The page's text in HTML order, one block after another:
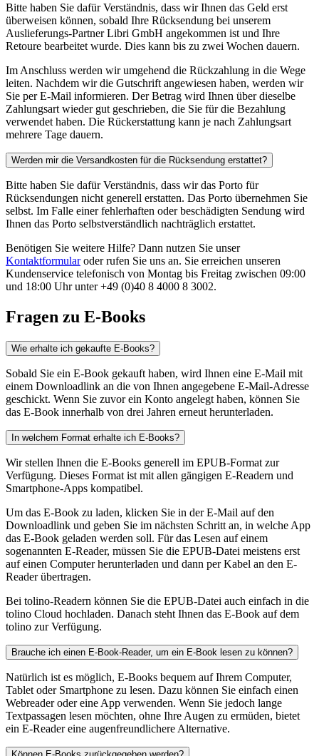
Bitte haben Sie dafür Verständnis, dass wir Ihnen das Geld erst
überweisen können, sobald Ihre Rücksendung bei unserem
Auslieferungs-Partner Libri GmbH angekommen ist und Ihre
Retoure bearbeitet wurde. Dies kann bis zu zwei Wochen dauern.
Im Anschluss werden wir umgehend die Rückzahlung in die Wege
leiten. Nachdem wir die Gutschrift angewiesen haben, werden wir
Sie per E-Mail informieren. Der Betrag wird Ihnen über dieselbe
Zahlungsart wieder gut geschrieben, die Sie für die Bezahlung
verwendet haben. Die Rückerstattung kann je nach Zahlungsart
mehrere Tage dauern.
Werden mir die Versandkosten für die Rücksendung erstattet?
Bitte haben Sie dafür Verständnis, dass wir das Porto für
Rücksendungen nicht generell erstatten. Das Porto übernehmen Sie
selbst. Im Falle einer fehlerhaften oder beschädigten Sendung wird
Ihnen das Porto selbstverständlich nachträglich erstattet.
Benötigen Sie weitere Hilfe? Dann nutzen Sie unser
Kontaktformularoder rufen Sie uns an. Sie erreichen unseren
Kundenservice telefonisch von Montag bis Freitag zwischen 09:00
und 18:00 Uhr unter +49 (0)40 8 4000 8 3002.
Fragen zu E-Books
Wie erhalte ich gekaufte E-Books?
Sobald Sie ein E-Book gekauft haben, wird Ihnen eine E-Mail mit
einem Downloadlink an die von Ihnen angegebene E-Mail-Adresse
geschickt. Wenn Sie zuvor ein Konto angelegt haben, können Sie
das E-Book innerhalb von drei Jahren erneut herunterladen.
In welchem Format erhalte ich E-Books?
Wir stellen Ihnen die E-Books generell im EPUB-Format zur
Verfügung. Dieses Format ist mit allen gängigen E-Readern und
Smartphone-Apps kompatibel.
Um das E-Book zu laden, klicken Sie in der E-Mail auf den
Downloadlink und geben Sie im nächsten Schritt an, in welche App
das E-Book geladen werden soll. Für das Lesen auf einem
sogenannten E-Reader, müssen Sie die EPUB-Datei meistens erst
auf einen Computer herunterladen und dann per Kabel an den E-
Reader übertragen.
Bei tolino-Readern können Sie die EPUB-Datei auch einfach in die
tolino Cloud hochladen. Danach steht Ihnen das E-Book auf dem
tolino zur Verfügung.
Brauche ich einen E-Book-Reader, um ein E-Book lesen zu können?
Natürlich ist es möglich, E-Books bequem auf Ihrem Computer,
Tablet oder Smartphone zu lesen. Dazu können Sie einfach einen
Webreader oder eine App verwenden. Wenn Sie jedoch lange
Textpassagen lesen möchten, ohne Ihre Augen zu ermüden, bietet
ein E-Reader eine augenfreundlichere Alternative.